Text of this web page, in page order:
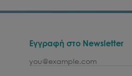
Εγγραφή στο Newsletter
email